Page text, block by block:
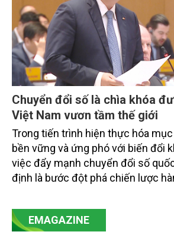
Chuyển đổi số là chìa khóa
Việt Nam vươn tầm thế giới
Trong tiến trình hiện thực hóa
bền vững và ứng phó với biến đổi
việc đẩy mạnh chuyển đổi số
định là bước đột phá chiến lược
mạnh mẽ, thúc đẩy quá trình cải
minh bạch hóa chuỗi cung ứng và
EMAGAZINE